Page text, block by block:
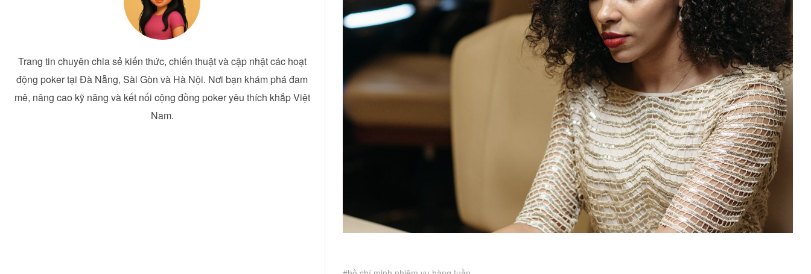
Trang tin chuyên chia sẻ kiến thức, chiến thuật và cập nhật các hoạt
động poker tại Đà Nẵng, Sài Gòn và Hà Nội. Nơi bạn khám phá đam
mê, nâng cao kỹ năng và kết nối cộng đồng poker yêu thích khắp Việt
Nam.